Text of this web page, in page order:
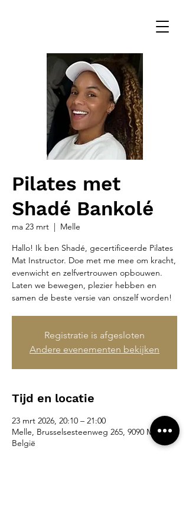
Pilates met
Shadé Bankolé
ma 23 mrt
  |
Melle
Hallo! Ik ben Shadé, gecertificeerde Pilates
Mat Instructor. Doe met me mee om kracht,
evenwicht en zelfvertrouwen opbouwen.
Laten we bewegen, plezier hebben en
samen de beste versie van onszelf worden!
Registratie is afgesloten
Andere evenementen bekijken
Tijd en locatie
23 mrt 2026, 20:10 – 21:00
Melle, Brusselsesteenweg 265, 9090 Melle,
België